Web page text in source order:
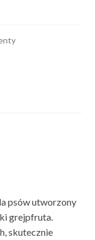
psów utworzony
grejpfruta.
skutecznie